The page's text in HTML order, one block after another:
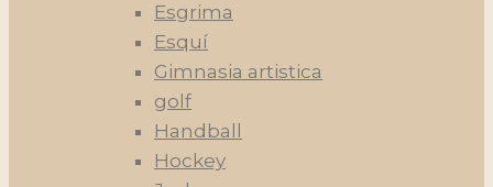
Esgrima
Esquí
Gimnasia artistica
golf
Handball
Hockey